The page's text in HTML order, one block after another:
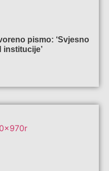
pismo: ‘Svjesno
institucije’